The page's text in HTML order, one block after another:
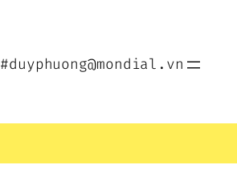
#duyphuong@mondial.vn